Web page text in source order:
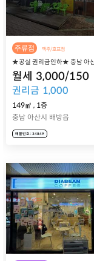
주류점 맥주/호프점
월세 3,000/150
권리금 1,000
149㎡ , 1층
충남 아산시 배방읍
매물번호 : 34849